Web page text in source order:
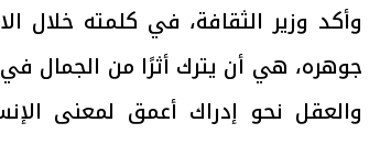
وأكد وزير الثقافة، في كلمته خلال
جوهره، هي أن يترك أثرًا من الجمال
والعقل نحو إدراك أعمق لمعنى